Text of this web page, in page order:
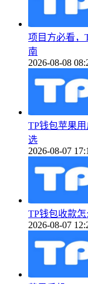
项目方必看，
南
2026-08-08
TP钱包苹果
选
2026-08-07
TP钱包收款
2026-08-07